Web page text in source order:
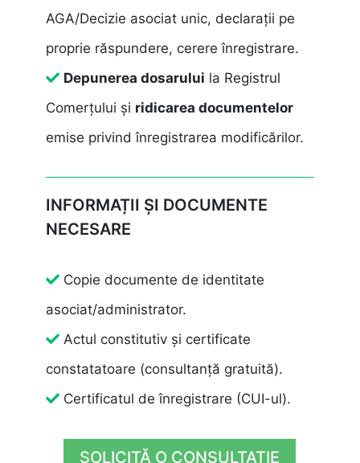
AGA/Decizie asociat unic, declarații pe
proprie răspundere, cerere înregistrare.
Depunerea dosarului la Registrul
Comerțului și ridicarea documentelor
emise privind înregistrarea modificărilor.
INFORMAȚII ȘI DOCUMENTE
NECESARE
Copie documente de identitate
asociat/administrator.
Actul constitutiv și certificate
constatatoare (consultanță gratuită).
Certificatul de înregistrare (CUI-ul).
SOLICITĂ O CONSULTAȚIE